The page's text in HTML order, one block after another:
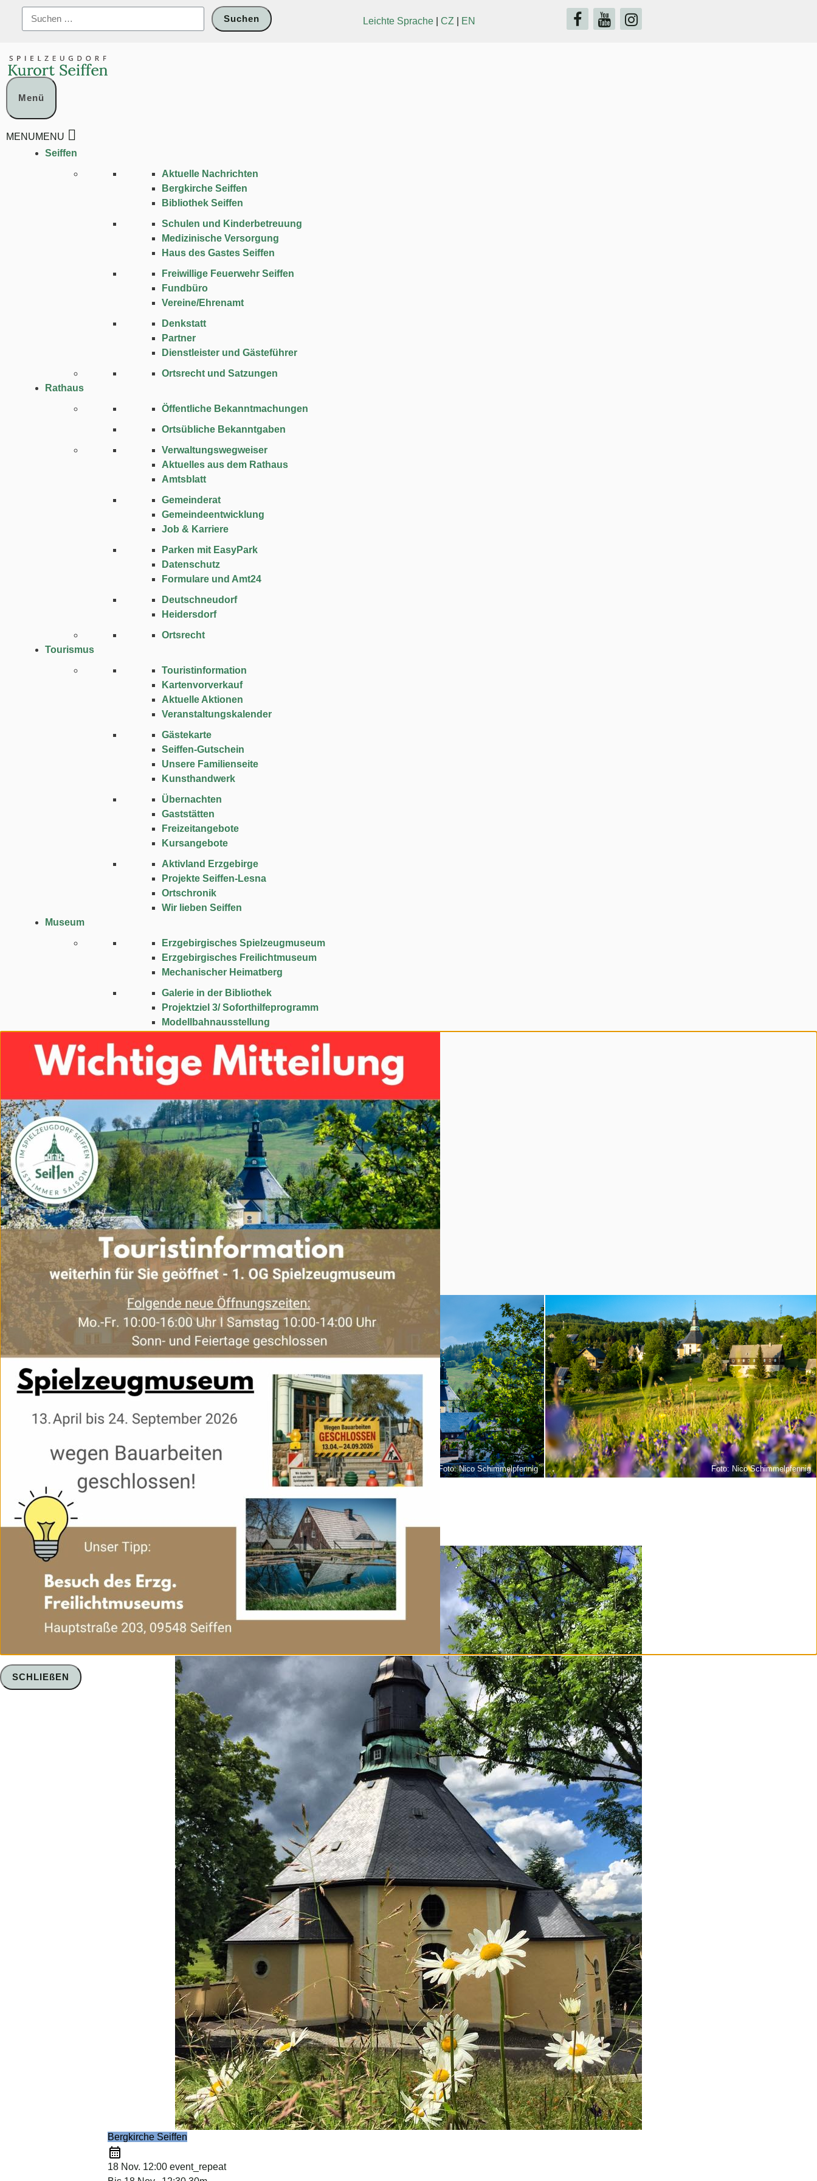
Suchen
nach:
Leichte Sprache CZ EN
Menü
MENUMENU
Seiffen
Aktuelle Nachrichten
Bergkirche Seiffen
Bibliothek Seiffen
Schulen und Kinder­betreuung
Medizinische Versorgung
Haus des Gastes Seiffen
Freiwillige Feuerwehr Seiffen
Fundbüro
Vereine/Ehrenamt
Denkstatt
Partner
Dienstleister und Gästeführer
Ortsrecht und Satzungen
Rathaus
Öffentliche Bekanntmachungen
Ortsübliche Bekanntgaben
Verwaltungswegweiser
Aktuelles aus dem Rathaus
Amtsblatt
Gemeinderat
Gemeindeentwicklung
Job & Karriere
Parken mit EasyPark
Datenschutz
Formulare und Amt24
Deutschneudorf
Heidersdorf
Ortsrecht
Tourismus
Touristinformation
Kartenvorverkauf
Aktuelle Aktionen
Veranstaltungskalender
Gästekarte
Seiffen-Gutschein
Unsere Familienseite
Kunsthandwerk
Übernachten
Gaststätten
Freizeitangebote
Kursangebote
Aktivland Erzgebirge
Projekte Seiffen-Lesna
Ortschronik
Wir lieben Seiffen
Museum
Erzgebirgisches Spielzeugmuseum
Erzgebirgisches Freilichtmuseum
Mechanischer Heimatberg
Galerie in der Bibliothek
Projektziel 3/ Soforthilfeprogramm
Modellbahnausstellung
Museum und Archiv
Heimatmuseum Deutschneudorf
Abenteuer Bergwerk “Fortuna Fundgrube”
Seiffener Weihnacht
Bewerbung „Seiffener Weihnacht“
Anfahrt zur Seiffener Weihnacht
Wunschbriefkasten
Lichterzug auf Bergbaupfaden
Rentiermobil
Zinnwerkstatt
Seiffener Sternenmarkt
Weihnachtskalender
Höhepunkte
Foto: Nico Schimmelpfennig Foto: Nico Schimmelpfennig
Bergkirche Seiffen
18 Nov. 12:00 event_repeat
SCHLIEßEN